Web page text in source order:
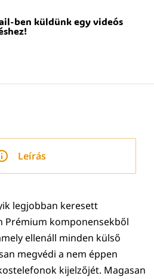
ben küldünk egy videós
Leírás
legjobban keresett
Prémium komponensekből
ellenáll minden külső
megvédi a nem éppen
kijelzőjét. Magasan